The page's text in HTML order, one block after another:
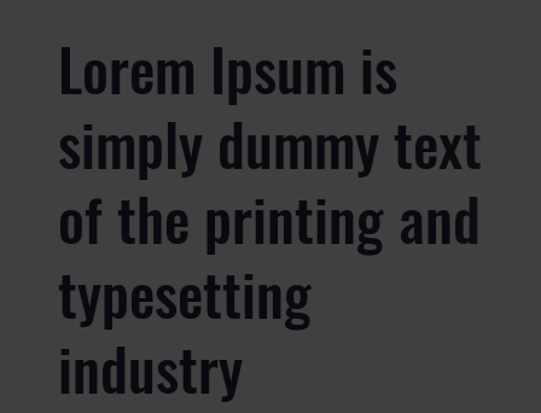
Lorem Ipsum is
simply dummy text
of the printing and
typesetting
industry